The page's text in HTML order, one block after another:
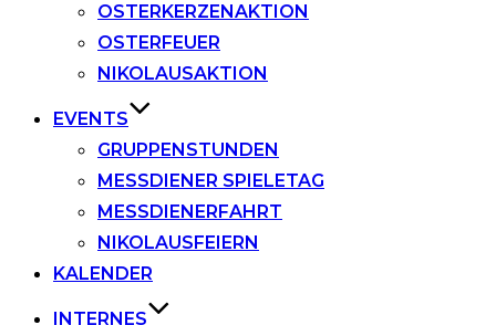
OSTERKERZENAKTION
OSTERFEUER
NIKOLAUSAKTION
EVENTS
GRUPPENSTUNDEN
MESSDIENER SPIELETAG
MESSDIENERFAHRT
NIKOLAUSFEIERN
KALENDER
INTERNES